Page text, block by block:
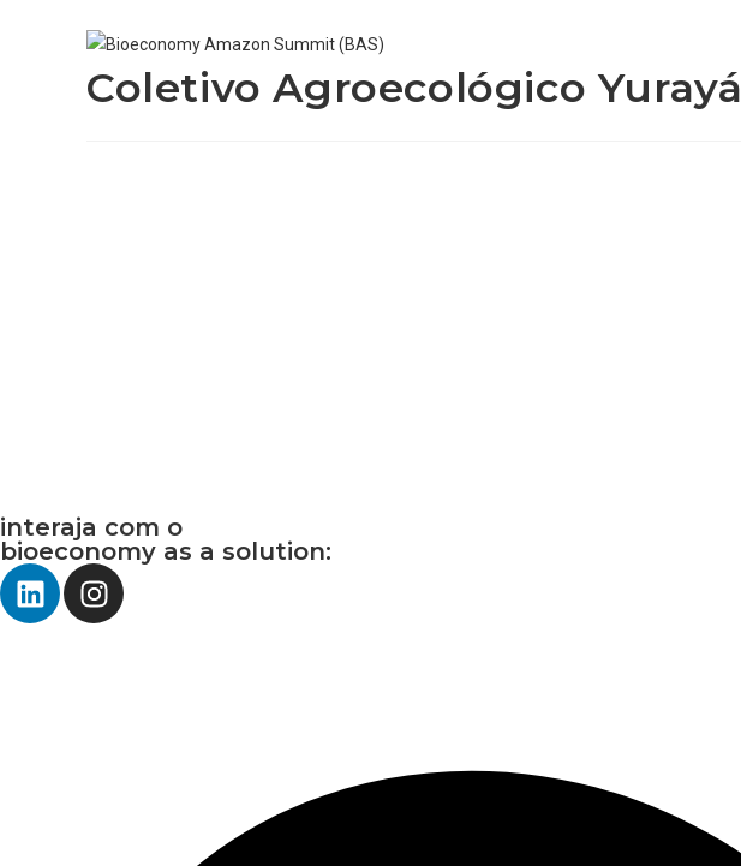
Coletivo Agroecológico Yurayá
interaja com o
bioeconomy as a solution: